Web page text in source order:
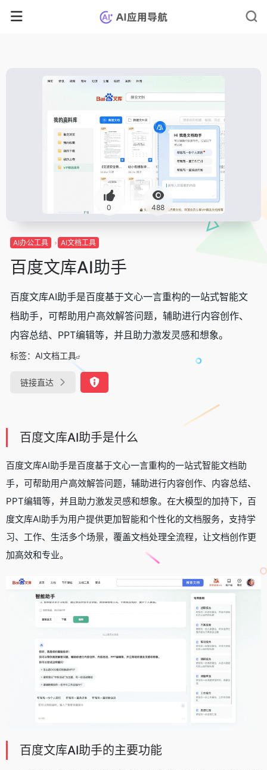
0 488
AI办公工具 AI文档工具
百度文库AI助手
百度文库AI助手是百度基于文心一言重构的一站式智能文
档助手，可帮助用户高效解答问题，辅助进行内容创作、
内容总结、PPT编辑等，并且助力激发灵感和想象。
标签： AI文档工具
链接直达
百度文库AI助手是什么
百度文库AI助手是百度基于文心一言重构的一站式智能文档助
手，可帮助用户高效解答问题，辅助进行内容创作、内容总结、
PPT编辑等，并且助力激发灵感和想象。在大模型的加持下，百
度文库AI助手为用户提供更加智能和个性化的文档服务，支持学
习、工作、生活多个场景，覆盖文档处理全流程，让文档创作更
加高效和专业。
百度文库AI助手的主要功能